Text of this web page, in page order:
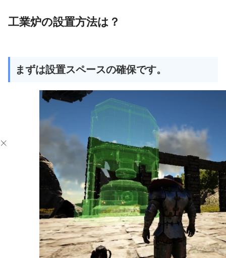
工業炉の設置方法は？
まずは設置スペースの確保です。